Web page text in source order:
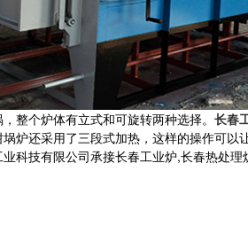
整个炉体有立式和可旋转两种选择。 长春
还采用了三段式加热，这样的操作可以
科技有限公司承接长春工业炉,长春热处